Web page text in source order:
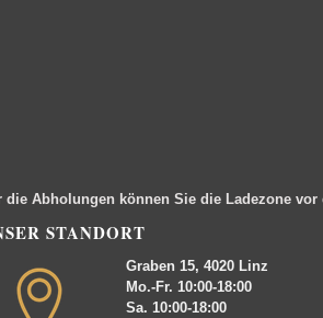
die Abholungen können Sie die Ladezone
STANDORT
Graben 15, 4020 Linz
Mo.-Fr. 10:00-18:00
Sa. 10:00-18:00